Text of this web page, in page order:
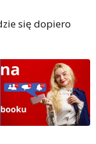
się dopiero